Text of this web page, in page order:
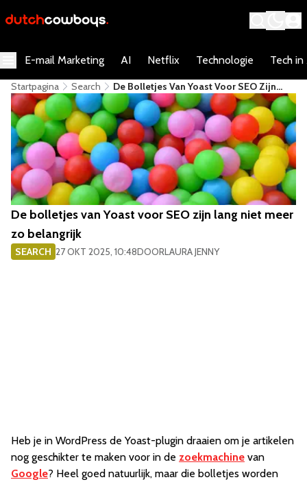
E-mail Marketing AI Netflix Technologie Tech in
Startpagina Search
De Bolletjes Van Yoast Voor SEO Zijn
Lang Niet Meer Zo Belangrijk
De bolletjes van Yoast voor SEO zijn lang niet meer
zo belangrijk
SEARCH 27 OKT 2025, 10:48DOORLAURA JENNY
Heb je in WordPress de Yoast-plugin draaien om je artikelen
nog geschikter te maken voor in de zoekmachine van
Google? Heel goed natuurlijk, maar die bolletjes worden